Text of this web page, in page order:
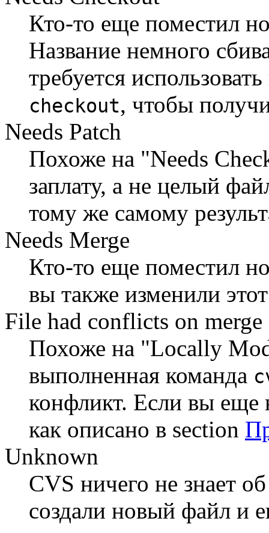
Кто-то еще поместил
Название немного
требуется
checkout, чтобы
Needs Patch
Похоже на "Needs
заплату, а не целый
тому же самому
Needs Merge
Кто-то еще поместил
вы также изменили
File had conflicts on merge
Похоже на "Locally
выполненная команда
конфликт. Если вы еще
как описано в section
Unknown
CVS ничего не знает
создали новый файл и